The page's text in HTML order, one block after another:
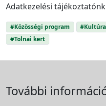
Adatkezelési tájékoztatónk
#Közösségi program #Kultúra
#Tolnai kert
További